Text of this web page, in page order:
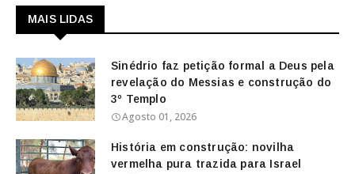
MAIS LIDAS
Sinédrio faz petição formal a Deus pela
revelação do Messias e construção do
3º Templo
Agosto 01, 2026
História em construção: novilha
vermelha pura trazida para Israel